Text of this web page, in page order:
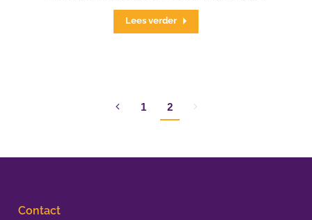
Lees verder
1 2
Contact